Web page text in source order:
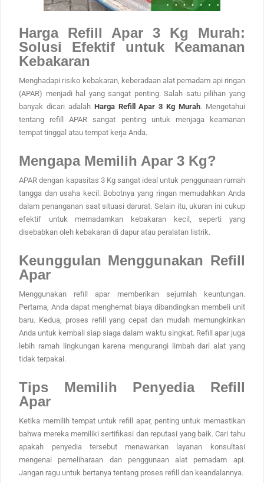
Harga Refill Apar 3 Kg Murah:
Solusi Efektif untuk Keamanan
Kebakaran
Menghadapi risiko kebakaran, keberadaan alat pemadam api ringan
(APAR) menjadi hal yang sangat penting. Salah satu pilihan yang
banyak dicari adalah Harga Refill Apar 3 Kg Murah. Mengetahui
tentang refill APAR sangat penting untuk menjaga keamanan
tempat tinggal atau tempat kerja Anda.
Mengapa Memilih Apar 3 Kg?
APAR dengan kapasitas 3 Kg sangat ideal untuk penggunaan rumah
tangga dan usaha kecil. Bobotnya yang ringan memudahkan Anda
dalam penanganan saat situasi darurat. Selain itu, ukuran ini cukup
efektif untuk memadamkan kebakaran kecil, seperti yang
disebabkan oleh kebakaran di dapur atau peralatan listrik.
Keunggulan Menggunakan Refill
Apar
Menggunakan refill apar memberikan sejumlah keuntungan.
Pertama, Anda dapat menghemat biaya dibandingkan membeli unit
baru. Kedua, proses refill yang cepat dan mudah memungkinkan
Anda untuk kembali siap siaga dalam waktu singkat. Refill apar juga
lebih ramah lingkungan karena mengurangi limbah dari alat yang
tidak terpakai.
Tips Memilih Penyedia Refill
Apar
Ketika memilih tempat untuk refill apar, penting untuk memastikan
bahwa mereka memiliki sertifikasi dan reputasi yang baik. Cari tahu
apakah penyedia tersebut menawarkan layanan konsultasi
mengenai pemeliharaan dan penggunaan alat pemadam api.
Jangan ragu untuk bertanya tentang proses refill dan keandalannya.